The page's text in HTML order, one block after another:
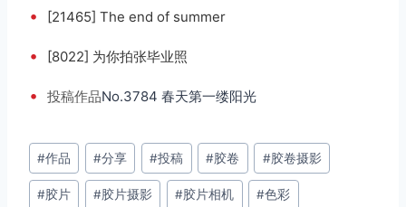
• [21465] The end of summer
• [8022] 为你拍张毕业照
• 投稿作品No.3784 春天第一缕阳光
文
章
标
#作品 #分享 #投稿 #胶卷 #胶卷摄影
#胶片 #胶片摄影 #胶片相机 #色彩